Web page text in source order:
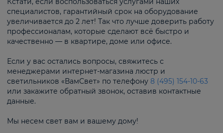
специалистов, гарантийный срок на оборудование
увеличивается до 2 лет! Так что лучше доверить работу
профессионалам, которые сделают всё быстро и
качественно — в квартире, доме или офисе.
Если у вас остались вопросы, свяжитесь с
менеджерами интернет-магазина люстр и
светильников «ВамСвет» по телефону 8 (495) 154-10-63
или закажите обратный звонок, оставив контактные
данные.
Мы несем свет вам и вашему дому!